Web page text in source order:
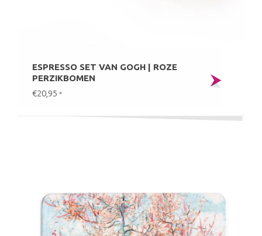
ESPRESSO SET VAN GOGH | ROZE
PERZIKBOMEN
€20,95 *